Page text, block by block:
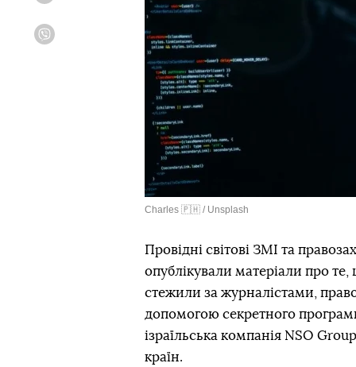
Charles 🇵🇭 / Unsplash
Провідні світові ЗМІ та
опублікували матеріали про
стежили за журналістами,
допомогою секретного
ізраїльська компанія NSO
країн.